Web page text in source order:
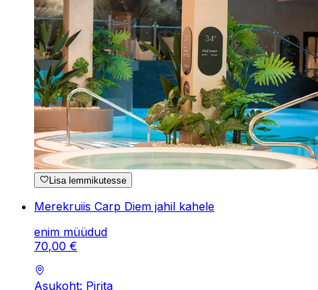
Lisa lemmikutesse
Merekruiis Carp Diem jahil kahele
enim müüdud
70,00 €
Asukoht: Pirita